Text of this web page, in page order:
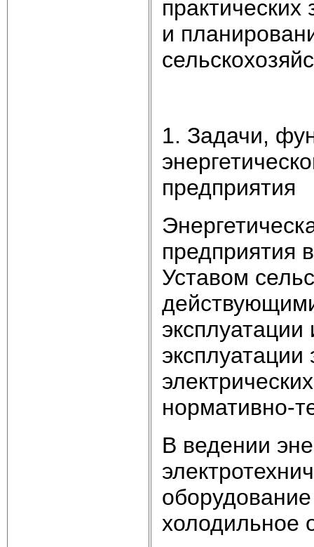
и
1. Задачи,
предприятия
предприятия
Уставом
эксплуатации
эксплуатации
нормативно-
В ведении
холодильное